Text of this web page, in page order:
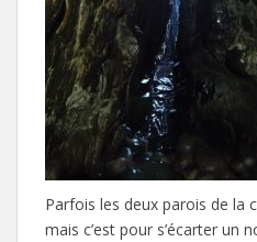
Parfois les deux parois de la
mais c’est pour s’écarter un